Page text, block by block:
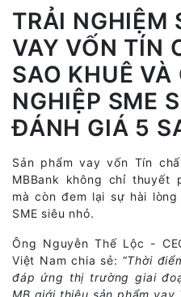
TRẢI NGHIỆM
VAY VỐN TÍN
SAO KHUÊ VÀ
NGHIỆP SME
ĐÁNH GIÁ 5
Sản phẩm vay vốn Tín
MBBank không chỉ thuyết
mà còn đem lại sự hài
SME siêu nhỏ.
Ông Nguyễn Thế Lộc -
Việt Nam chia sẻ: “Thời
đáp ứng thị trường giai